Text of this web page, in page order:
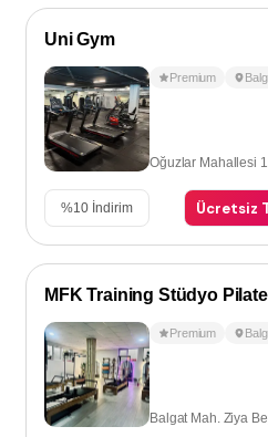
Uni Gym
Premium
Oğuzlar Mahallesi
%10 İndirim Ücretsiz
MFK Training Stüdyo
Premium
Balgat Mah. Ziya